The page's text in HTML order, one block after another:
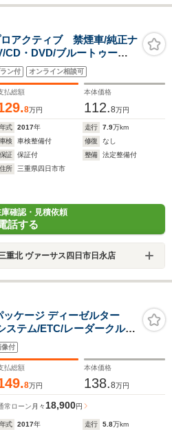
アクティブ 禁煙車/純正ナ
CD・DVD/ブルートゥー
トライト/衝突軽減ブレー
ークルーズ/純正17インチア
ン付 オンライン相談可
払総額
8万円
本体価格
112.8万円
年式 2017年 走行 7.9万km
車検
車検整備付 修復
なし
保証
保証付 整備
法定整備付
住所
三重県四日市市
確認・見積依頼
話する
重北 ヴァーサス四日市日永店
ケージ ディーゼルター
テム/ETC/レーダークルー
ットモニタリング/スマー
報システム/純正ナビ/バッ
像付
払総額
8万円
本体価格
138.8万円
常ローン 月々18,900円
年式 2017年 走行 5.8万km